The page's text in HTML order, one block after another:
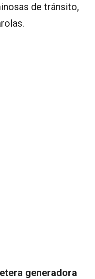
de tránsito,
generadora